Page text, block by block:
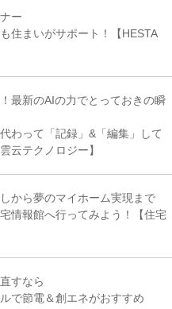
ー
住まいがサポート！【HESTA
最新のAIの力でとっておきの瞬
わって「記録」&「編集」して
云テクノロジー】
から夢のマイホーム実現まで
情報館へ行ってみよう！【住宅
すなら
で節電＆創エネがおすすめ